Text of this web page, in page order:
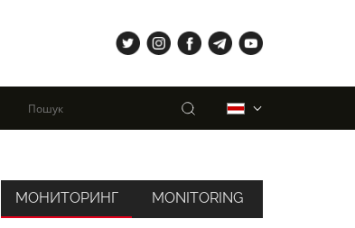
Пошук
tw ig fb tg yt
МОНИТОРИНГ MONITORING